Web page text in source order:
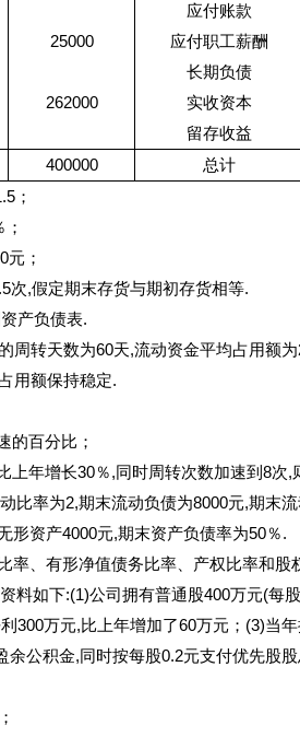
25000
262000
应付账款
应付职工薪酬
长期负债
实收资本
留存收益
400000
总计
；
元；
次,假定期末存货与期初存货相等.
产负债表.
周转天数为60天,流动资金平均占用额
用额保持稳定.
的百分比；
上年增长30％,同时周转次数加速到8次
比率为2,期末流动负债为8000元,期末
形资产4000元,期末资产负债率为50％.
率、有形净值债务比率、产权比率和股
料如下:(1)公司拥有普通股400万元(每
300万元,比上年增加了60万元；(3)当
余公积金,同时按每股0.2元支付优先股